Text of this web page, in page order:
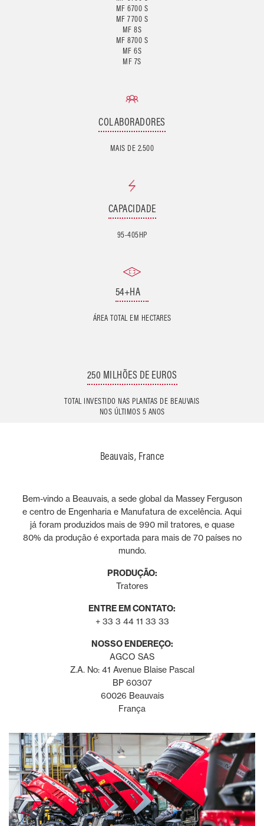
MF 6700 S
MF 7700 S
MF 8S
MF 8700 S
MF 6S
COLABORADORES
MAIS DE 2.500
CAPACIDADE
95-405HP
54+HA
ÁREA TOTAL EM HECTARES
250 MILHÕES DE EUROS
TOTAL INVESTIDO NAS PLANTAS DE BEAUVAIS
NOS ÚLTIMOS 5 ANOS
Beauvais, France
Bem-vindo a Beauvais, a sede global da Massey Ferguson
e centro de Engenharia e Manufatura de excelência. Aqui
já foram produzidos mais de 990 mil tratores, e quase
80% da produção é exportada para mais de 70 países no
mundo.
PRODUÇÃO:
Tratores
ENTRE EM CONTATO:
+ 33 3 44 11 33 33
NOSSO ENDEREÇO:
AGCO SAS
Z.A. No: 41 Avenue Blaise Pascal
BP 60307
60026 Beauvais
França